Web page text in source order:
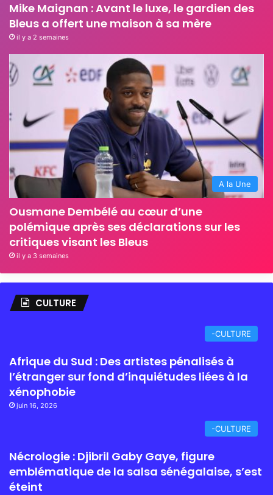
Mike Maignan : Avant le luxe, le gardien des
Bleus a offert une maison à sa mère
il y a 2 semaines
A la Une
Ousmane Dembélé au cœur d’une
polémique après ses déclarations sur les
critiques visant les Bleus
il y a 3 semaines
CULTURE
-CULTURE
Afrique du Sud : Des artistes pénalisés à
l’étranger sur fond d’inquiétudes liées à la
xénophobie
juin 16, 2026
-CULTURE
Nécrologie : Djibril Gaby Gaye, figure
emblématique de la salsa sénégalaise, s’est
éteint